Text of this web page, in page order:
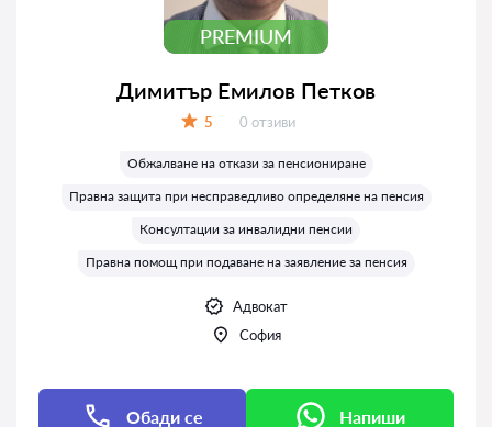
PREMIUM
Димитър Емилов Петков
5 Отзиви:
0 отзиви
Обжалване на откази за пенсиониране
Правна защита при несправедливо определяне на пенсия
Консултации за инвалидни пенсии
Правна помощ при подаване на заявление за пенсия
Адвокат
София
Обади се Напиши